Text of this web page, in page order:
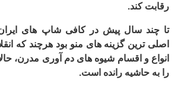
رقابت کند.
تا چند سال پیش در کافی شاپ های
اصلی ترین گزینه های منو بود هرچند که
انواع و اقسام شیوه های دم آوری مدرن،
را به حاشیه رانده است.